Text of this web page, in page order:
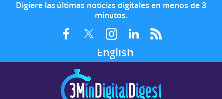
Digiere las últimas noticias digitales en menos de 3
minutos.
English